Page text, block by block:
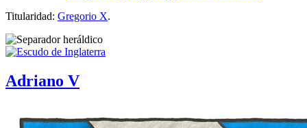
Titularidad: Gregorio X.
Adriano V